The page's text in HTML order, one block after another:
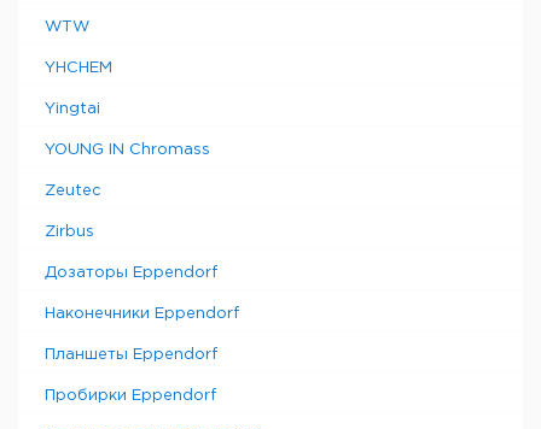
WTW
YHCHEM
Yingtai
YOUNG IN Chromass
Zeutec
Zirbus
Дозаторы Eppendorf
Наконечники Eppendorf
Планшеты Eppendorf
Пробирки Eppendorf